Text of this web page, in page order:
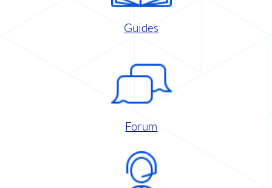
Guides
Forum